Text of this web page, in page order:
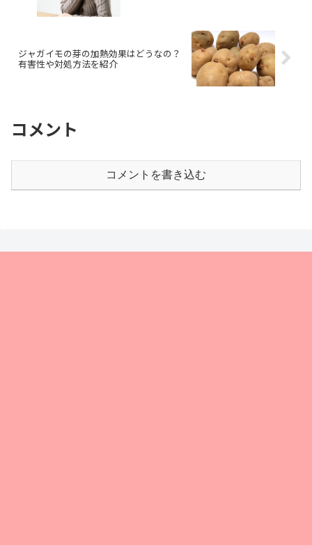
ジャガイモの芽の加熱効果はどうなの？
有害性や対処方法を紹介
コメント
コメントを書き込む